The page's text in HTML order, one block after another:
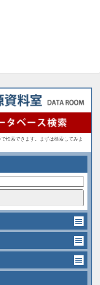
検索できます。まずは検索してみよ